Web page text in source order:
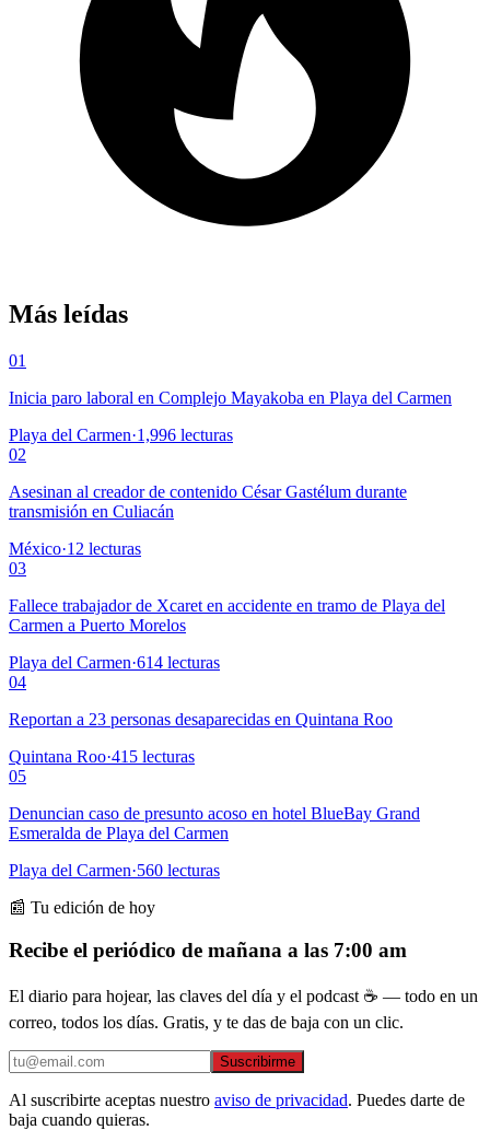
Más leídas
01
Inicia paro laboral en Complejo Mayakoba en Playa del Carmen
Playa del Carmen·1,996 lecturas
02
Asesinan al creador de contenido César Gastélum durante
transmisión en Culiacán
México·12 lecturas
03
Fallece trabajador de Xcaret en accidente en tramo de Playa del
Carmen a Puerto Morelos
Playa del Carmen·614 lecturas
04
Reportan a 23 personas desaparecidas en Quintana Roo
Quintana Roo·415 lecturas
05
Denuncian caso de presunto acoso en hotel BlueBay Grand
Esmeralda de Playa del Carmen
Playa del Carmen·560 lecturas
📰 Tu edición de hoy
Recibe el periódico de mañana a las 7:00 am
El diario para hojear, las claves del día y el podcast ☕ — todo en un
correo, todos los días. Gratis, y te das de baja con un clic.
Suscribirme
Al suscribirte aceptas nuestro aviso de privacidad. Puedes darte de
baja cuando quieras.